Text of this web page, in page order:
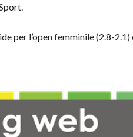
per l’open femminile (2.8-